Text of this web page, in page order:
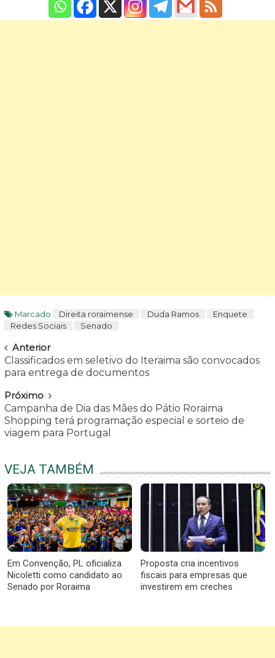
Marcado Direita roraimense Duda Ramos
Enquete
Redes Sociais
Senado
Navegar
Anterior
Classificados em seletivo do Iteraima são convocados
para entrega de documentos
Próximo
Campanha de Dia das Mães do Pátio Roraima
Shopping terá programação especial e sorteio de
viagem para Portugal
VEJA TAMBÉM
Em Convenção, PL oficializa
Nicoletti como candidato ao
Senado por Roraima
Proposta cria incentivos
fiscais para empresas que
investirem em creches